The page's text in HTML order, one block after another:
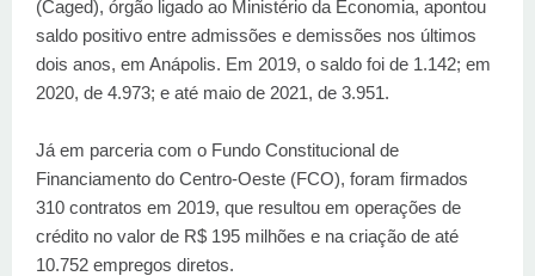
(Caged), órgão ligado ao Ministério da Economia, apontou
saldo positivo entre admissões e demissões nos últimos
dois anos, em Anápolis. Em 2019, o saldo foi de 1.142; em
2020, de 4.973; e até maio de 2021, de 3.951.
Já em parceria com o Fundo Constitucional de
Financiamento do Centro-Oeste (FCO), foram firmados
310 contratos em 2019, que resultou em operações de
crédito no valor de R$ 195 milhões e na criação de até
10.752 empregos diretos.